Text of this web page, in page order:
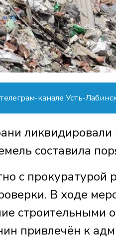
канале Усть-
составила
с прокуратурой
В ходе
строительными
привлечён к